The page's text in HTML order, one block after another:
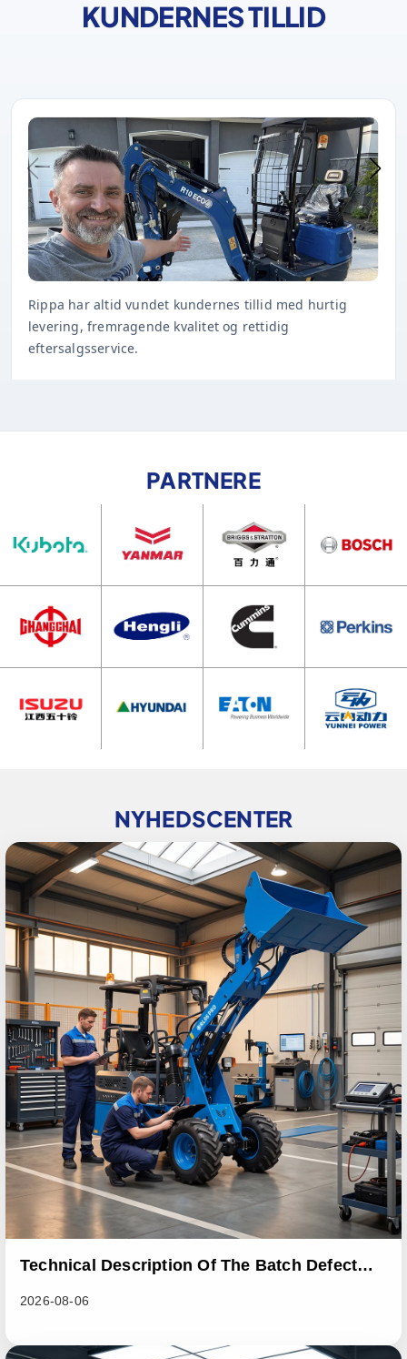
KUNDERNES TILLID
Rippa har altid vundet kundernes tillid med hurtig
levering, fremragende kvalitet og rettidig
eftersalgsservice.
PARTNERE
NYHEDSCENTER
Technical Description Of The Batch Defect
2026-08-06